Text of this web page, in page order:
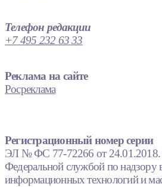
Телефон редакции
+7 495 232 63 33
Реклама на сайте
Росреклама
Регистрационный номер серии
ЭЛ № ФС 77-72266 от 24.01.2018.
Федеральной службой по надзору
информационных технологий и